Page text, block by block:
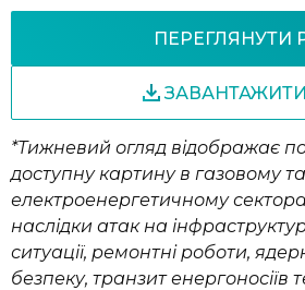
ПЕРЕГЛЯНУТИ
ЗАВАНТАЖИТИ
*Тижневий огляд відображає
доступну картину в газовому та
електроенергетичному
наслідки атак на
ситуації, ремонтні роботи,
безпеку, транзит енергоносіїв